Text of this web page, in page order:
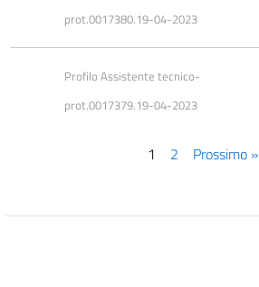
prot.0017380.19-04-2023
Profilo Assistente tecnico-
prot.0017379.19-04-2023
1 2 Prossimo »